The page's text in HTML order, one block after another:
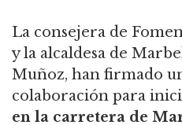
La consejera de
y la alcaldesa de
Muñoz, han firmado
colaboración para
en la carretera de